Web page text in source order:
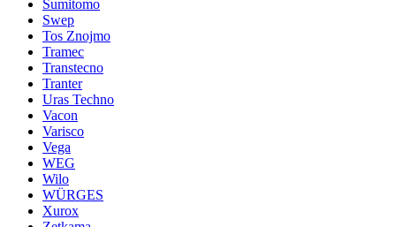
Sumitomo
Swep
Tos Znojmo
Tramec
Transtecno
Tranter
Uras Techno
Vacon
Varisco
Vega
WEG
Wilo
WÜRGES
Xurox